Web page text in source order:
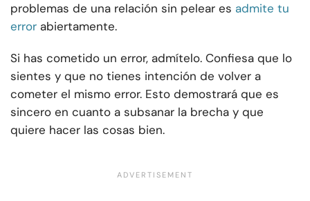
problemas de una relación sin pelear es admite tu
error abiertamente.
Si has cometido un error, admítelo. Confiesa que lo
sientes y que no tienes intención de volver a
cometer el mismo error. Esto demostrará que es
sincero en cuanto a subsanar la brecha y que
quiere hacer las cosas bien.